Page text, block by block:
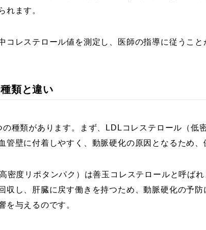
れます。
コレステロール値を測定し、医師の指導に従うこ
類と違い
種類があります。まず、LDLコレステロール（低
管壁に付着しやすく、動脈硬化の原因となるため、
密度リポタンパク）は善玉コレステロールと呼ば
収し、肝臓に戻す働きを持つため、動脈硬化の予
を与えるのです。